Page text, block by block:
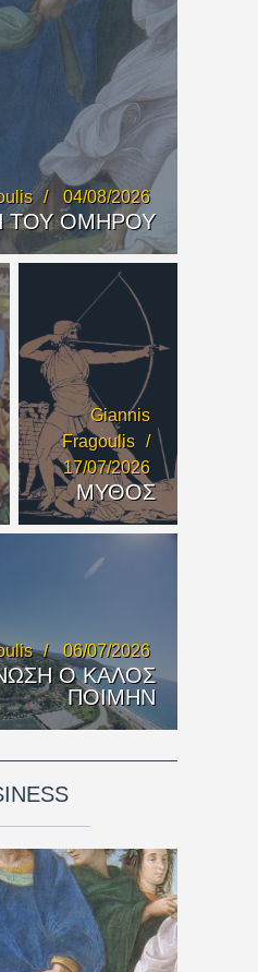
04/08/2026
ΤΟΥ ΟΜΗΡΟΥ
Giannis
Fragoulis
17/07/2026
ΜΥΘΟΣ
06/07/2026
Ο ΚΑΛΟΣ
ΠΟΙΜΗΝ